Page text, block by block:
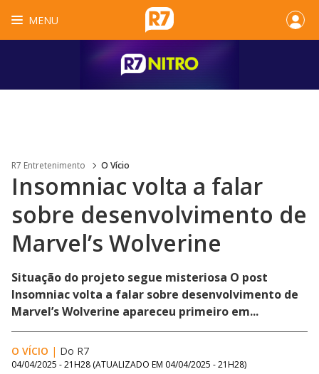
MENU
R7 Entretenimento O Vício
Insomniac volta a falar
sobre desenvolvimento de
Marvel’s Wolverine
Situação do projeto segue misteriosa O post
Insomniac volta a falar sobre desenvolvimento de
Marvel’s Wolverine apareceu primeiro em...
O VÍCIO | Do R7
04/04/2025 - 21H28 (ATUALIZADO EM 04/04/2025 - 21H28)